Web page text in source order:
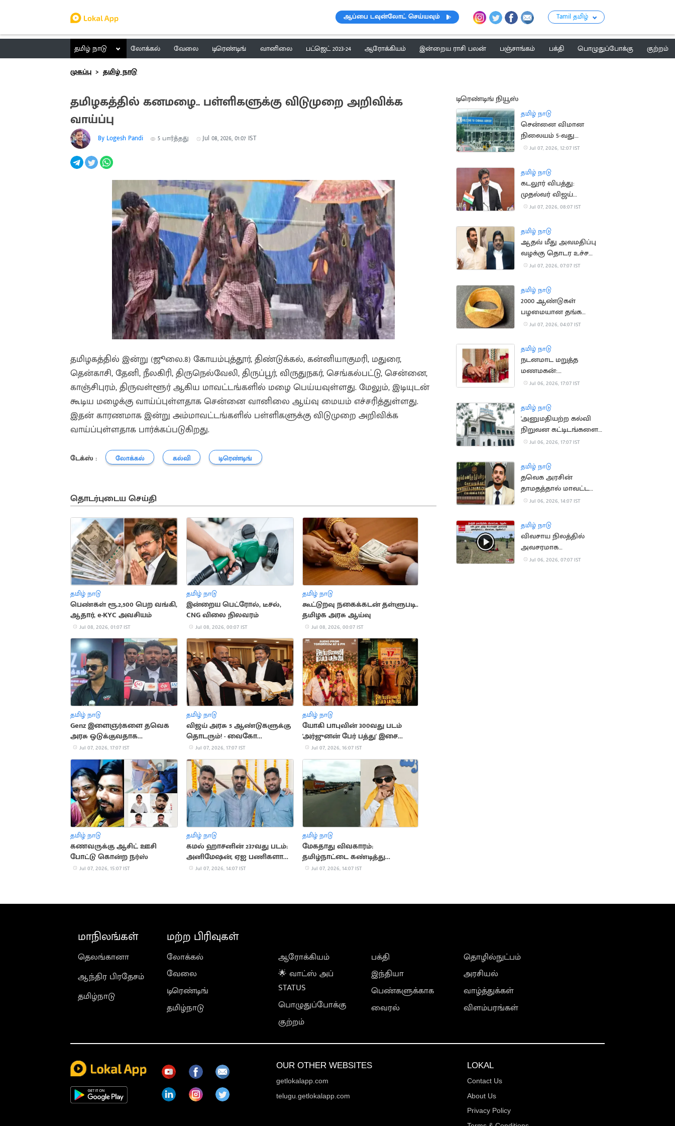
ஆப்பை டவுன்லோட் செய்யவும் Tamil தமிழ்
தமிழ் நாடு லோக்கல் வேலை டிரெண்டிங் வானிலை பட்ஜெட் 2023-24 ஆரோக்கியம் இன்றைய ராசி பலன் பஞ்சாங்கம் பக்தி பொழுதுப்போக்கு
குற்றம்
முகப்பு
தமிழ் நாடு
தமிழகத்தில் கனமழை.. பள்ளிகளுக்கு விடுமுறை அறிவிக்க
வாய்ப்பு
By Logesh Pandi 5 பார்த்தது Jul 08, 2026, 01:07 IST
தமிழகத்தில் இன்று (ஜூலை.8) கோயம்புத்தூர், திண்டுக்கல், கன்னியாகுமரி, மதுரை,
தென்காசி, தேனி, நீலகிரி, திருநெல்வேலி, திருப்பூர், விருதுநகர், செங்கல்பட்டு, சென்னை,
காஞ்சிபுரம், திருவள்ளூர் ஆகிய மாவட்டங்களில் மழை பெய்யவுள்ளது. மேலும், இடியுடன்
கூடிய மழைக்கு வாய்ப்புள்ளதாக சென்னை வானிலை ஆய்வு மையம் எச்சரித்துள்ளது.
இதன் காரணமாக இன்று அம்மாவட்டங்களில் பள்ளிகளுக்கு விடுமுறை அறிவிக்க
வாய்ப்புள்ளதாக பார்க்கப்படுகிறது.
டேக்ஸ் : லோக்கல் கல்வி டிரெண்டிங்
தொடர்புடைய செய்தி
தமிழ் நாடு
பெண்கள் ரூ.2,500 பெற வங்கி,
ஆதார், e-KYC அவசியம்
Jul 08, 2026, 01:07 IST
தமிழ் நாடு
இன்றைய பெட்ரோல், டீசல்,
CNG விலை நிலவரம்
Jul 08, 2026, 00:07 IST
தமிழ் நாடு
கூட்டுறவு நகைக்கடன் தள்ளுபடி..
தமிழக அரசு ஆய்வு
Jul 08, 2026, 00:07 IST
தமிழ் நாடு
Genz இளைஞர்களை தவெக
அரசு ஒடுக்குவதாக
குற்றச்சாட்டு
Jul 07, 2026, 17:07 IST
தமிழ் நாடு
விஜய் அரசு 5 ஆண்டுகளுக்கு
தொடரும்! - வைகோ
நம்பிக்கை
Jul 07, 2026, 17:07 IST
தமிழ் நாடு
யோகி பாபுவின் 300வது படம்
'அர்ஜுனன் பேர் பத்து' இசை
வெளியீடு
Jul 07, 2026, 16:07 IST
தமிழ் நாடு
கணவருக்கு ஆசிட் ஊசி
போட்டு கொன்ற நர்ஸ்
Jul 07, 2026, 15:07 IST
தமிழ் நாடு
கமல் ஹாசனின் 237வது படம்:
அனிமேஷன், ஏஐ பணிகளால்
படப்பிடிப்பு தாமதம்
Jul 07, 2026, 14:07 IST
தமிழ் நாடு
மேகதாது விவகாரம்:
தமிழ்நாட்டை கண்டித்து
வாட்டாள் நாகராஜ் போராட்டம்
Jul 07, 2026, 14:07 IST
டிரெண்டிங் நியூஸ்
தமிழ் நாடு
சென்னை விமான
நிலையம் 5-வது
இடத்தையும் இழக்கும்
Jul 07, 2026, 12:07 IST
தமிழ் நாடு
கடலூர் விபத்து:
முதல்வர் விஜய்
ஆறுதல், நிதியுதவி
Jul 07, 2026, 08:07 IST
தமிழ் நாடு
ஆதவ் மீது அவமதிப்பு
வழக்கு தொடர உச்ச
நீதிமன்றம் அனுமதி
Jul 07, 2026, 07:07 IST
தமிழ் நாடு
2000 ஆண்டுகள்
பழமையான தங்க
மோதிரங்கள்
வணிக உறவுக்கு சாட்சி
Jul 07, 2026, 04:07 IST
தமிழ் நாடு
நடனமாட மறுத்த
மணமகன்:
திருமணத்தை நிறுத்திய
Jul 06, 2026, 17:07 IST
தமிழ் நாடு
'அனுமதியற்ற கல்வி
நிறுவன கட்டிடங்களை
வரன்முறைப்படுத்த
Jul 06, 2026, 17:07 IST
தமிழ் நாடு
தவெக அரசின்
தாமதத்தால் மாவட்ட
ஆட்சியருக்கு ரூ.80,000
Jul 06, 2026, 14:07 IST
தமிழ் நாடு
விவசாய நிலத்தில்
அவசரமாக
தரையிறங்கிய
Jul 06, 2026, 07:07 IST
மாநிலங்கள்
தெலங்கானா
ஆந்திர பிரதேசம்
தமிழ்நாடு
மற்ற பிரிவுகள்
லோக்கல்
வேலை
டிரெண்டிங்
தமிழ்நாடு
ஆரோக்கியம்
🌟 வாட்ஸ் அப்
STATUS
பொழுதுப்போக்கு
குற்றம்
பக்தி
இந்தியா
பெண்களுக்காக
வைரல்
தொழில்நுட்பம்
அரசியல்
வாழ்த்துக்கள்
விளம்பரங்கள்
OUR OTHER WEBSITES
getlokalapp.com
telugu.getlokalapp.com
LOKAL
Contact Us
About Us
Privacy Policy